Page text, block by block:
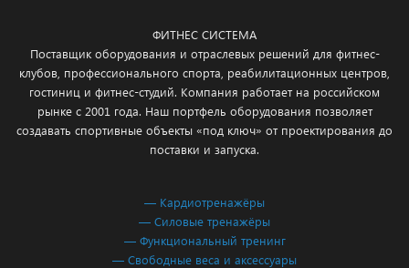
ФИТНЕС СИСТЕМА
Поставщик оборудования и отраслевых решений для фитнес-
клубов, профессионального спорта, реабилитационных центров,
гостиниц и фитнес-студий. Компания работает на российском
рынке с 2001 года. Наш портфель оборудования позволяет
создавать спортивные объекты «под ключ» от проектирования до
поставки и запуска.
— Кардиотренажёры
— Силовые тренажёры
— Функциональный тренинг
— Свободные веса и аксессуары